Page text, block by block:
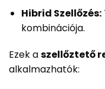
Hibrid Szellőzés:
kombinációja.
Ezek aszellőztető
alkalmazhatók: